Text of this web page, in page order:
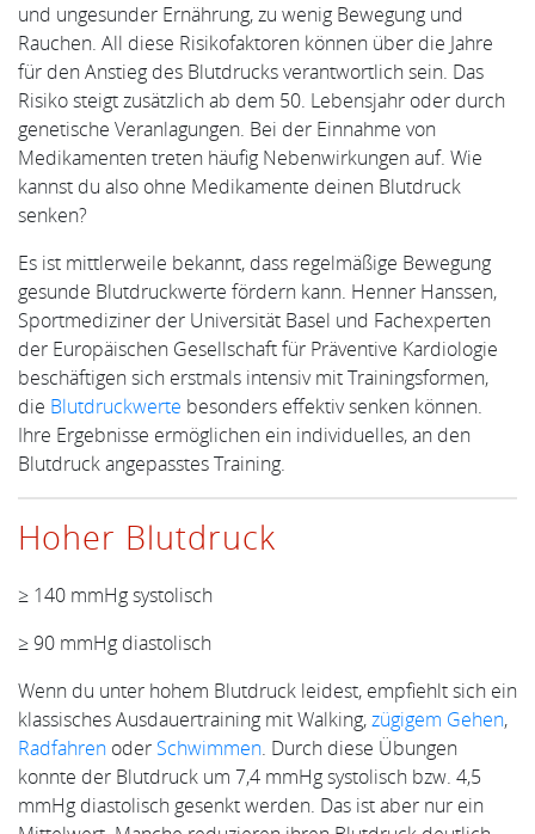
und ungesunder Ernährung, zu wenig Bewegung und
Rauchen. All diese Risikofaktoren können über die Jahre
für den Anstieg des Blutdrucks verantwortlich sein. Das
Risiko steigt zusätzlich ab dem 50. Lebensjahr oder durch
genetische Veranlagungen. Bei der Einnahme von
Medikamenten treten häufig Nebenwirkungen auf. Wie
kannst du also ohne Medikamente deinen Blutdruck
senken?
Es ist mittlerweile bekannt, dass regelmäßige Bewegung
gesunde Blutdruckwerte fördern kann. Henner Hanssen,
Sportmediziner der Universität Basel und Fachexperten
der Europäischen Gesellschaft für Präventive Kardiologie
beschäftigen sich erstmals intensiv mit Trainingsformen,
die Blutdruckwerte besonders effektiv senken können.
Ihre Ergebnisse ermöglichen ein individuelles, an den
Blutdruck angepasstes Training.
Hoher Blutdruck
≥ 140 mmHg systolisch
≥ 90 mmHg diastolisch
Wenn du unter hohem Blutdruck leidest, empfiehlt sich ein
klassisches Ausdauertraining mit Walking,zügigem Gehen,
Radfahren oder Schwimmen. Durch diese Übungen
konnte der Blutdruck um 7,4 mmHg systolisch bzw. 4,5
mmHg diastolisch gesenkt werden. Das ist aber nur ein